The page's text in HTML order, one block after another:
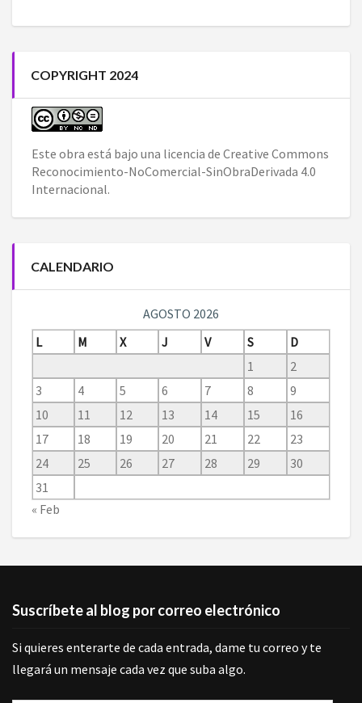
COPYRIGHT 2024
Este obra está bajo una licencia de Creative Commons
Reconocimiento-NoComercial-SinObraDerivada 4.0
Internacional.
CALENDARIO
AGOSTO 2026
L
M X J V S
D
1
2
3
4 5 6 7 8
9
10
11 12 13 14 15
16
17
18 19 20 21 22
23
24
25 26 27 28 29
30
31
« Feb
Suscríbete al blog por correo electrónico
Si quieres enterarte de cada entrada, dame tu correo y te
llegará un mensaje cada vez que suba algo.